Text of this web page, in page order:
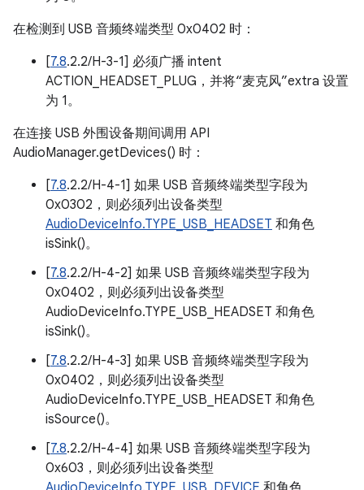
在检测到 USB 音频终端类型 0x0402 时：
[7.8.2.2/H-3-1] 必须广播 intent
ACTION_HEADSET_PLUG，并将“麦克风”extra 设置
为 1。
在连接 USB 外围设备期间调用 API
AudioManager.getDevices() 时：
[7.8.2.2/H-4-1] 如果 USB 音频终端类型字段为
0x0302，则必须列出设备类型
AudioDeviceInfo.TYPE_USB_HEADSET 和角色
isSink()。
[7.8.2.2/H-4-2] 如果 USB 音频终端类型字段为
0x0402，则必须列出设备类型
AudioDeviceInfo.TYPE_USB_HEADSET 和角色
isSink()。
[7.8.2.2/H-4-3] 如果 USB 音频终端类型字段为
0x0402，则必须列出设备类型
AudioDeviceInfo.TYPE_USB_HEADSET 和角色
isSource()。
[7.8.2.2/H-4-4] 如果 USB 音频终端类型字段为
0x603，则必须列出设备类型